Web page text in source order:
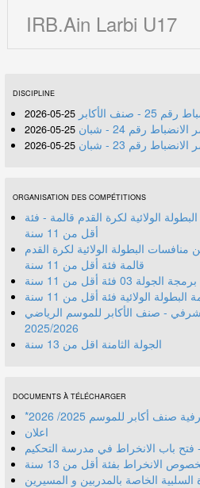
IRB.Ain Larbi U17
DISCIPLINE
- صنف الأكابر 25-05-2026
رقم 24 - شبان 25-05-2026
رقم 23 - شبان 25-05-2026
ORGANISATION DES COMPÉTITIONS
الجولة الخامسة (05) - البطولة الولائية لكرة القدم قالمة - فئة
أقل من 11 سنة
الجولة الرابعة (04) من منافسات البطولة الولائية لكرة القدم
قالمة فئة أقل من 11 سنة
برمجة الجولة 03 فئة أقل من 11 سنة
البطولة الولائية فئة أقل من 11 سنة
15 - القسم الشرفي - صنف الأكابر للموسم الرياضي
2025/2026
الجولة الثامنة اقل من 13 سنة
DOCUMENTS À TÉLÉCHARGER
أكابر للموسم 2025/ 2026
اعلان
فتح باب الانخراط في مدرسة التحكيم
الانخراط بفئة أقل من 13 سنة
السلبية الخاصة بالمدربين و المسيرين